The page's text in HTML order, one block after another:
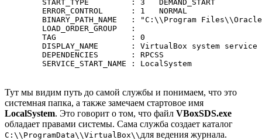
        START_TYPE         : 3   DEMAND_START
        ERROR_CONTROL      : 1   NORMAL
BINARY_PATH_NAME   : "C:\\Program
        LOAD_ORDER_GROUP   :
        TAG                : 0
        DISPLAY_NAME       : VirtualBox system service
        DEPENDENCIES       : RPCSS
        SERVICE_START_NAME : LocalSystem
Тут мы видим путь до самой службы и понимаем, что это
системная папка, а также замечаем стартовое имя
LocalSystem. Это говорит о том, что файл VBoxSDS.exe
обладает правами системы. Сама служба создает каталог
C:\\ProgramData\\VirtualBox\\ для ведения журнала.